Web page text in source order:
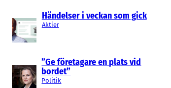
Händelser i veckan som gick
Aktier
”Ge företagare en plats vid
bordet”
Politik